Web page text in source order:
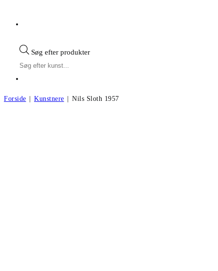
Søg efter produkter
Forside | Kunstnere | Nils Sloth 1957